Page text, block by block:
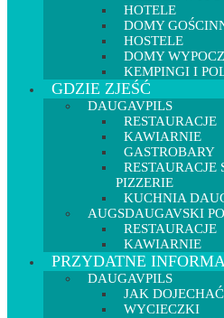
HOTELE
DOMY
HOSTELE
DOMY
KEMPINGI I
GDZIE ZJEŚĆ
DAUGAVPILS
RESTAURACJE
KAWIARNIE
GASTROBARY
RESTAURACJE
PIZZERIE
KUCHNIA
AUGSDAUGAVSKI
RESTAURACJE
KAWIARNIE
PRZYDATNE
DAUGAVPILS
JAK
WYCIECZKI